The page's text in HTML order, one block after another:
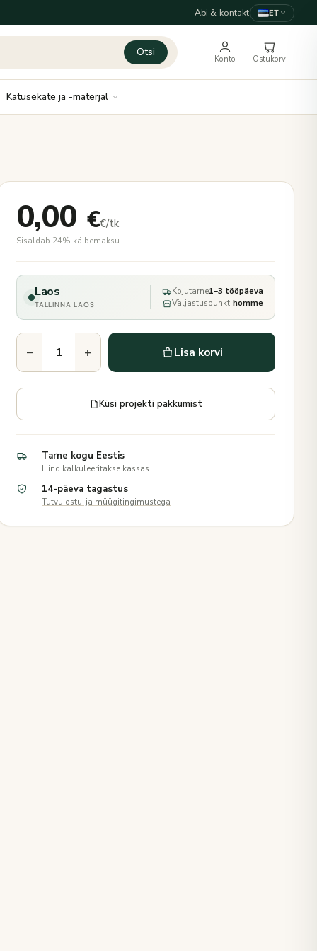
Abi & kontakt ET
Otsi
Konto Ostukorv
Katusekate ja -materjal
0,00 €€/tk
Sisaldab 24% käibemaksu
Laos
TALLINNA LAOS
Kojutarne1–3 tööpäeva
Väljastuspunktihomme
− + Lisa korvi
Küsi projekti pakkumist
Tarne kogu Eestis
Hind kalkuleeritakse kassas
14-päeva tagastus
Tutvu ostu-ja müügitingimustega